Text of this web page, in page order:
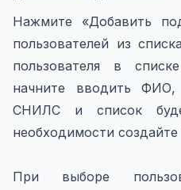
Нажмите «Добавить
пользователей из
пользователя в
начните вводить ФИО,
СНИЛС и список
необходимости создайте
При выборе